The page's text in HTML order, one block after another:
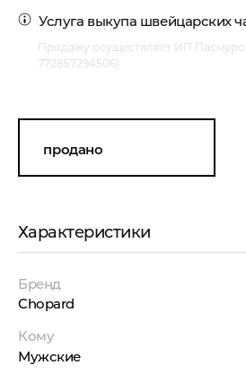
Услуга выкупа швейцарских
Продажу осуществляет ИП
772857294506)
продано
Характеристики
Бренд
Chopard
Кому
Мужские